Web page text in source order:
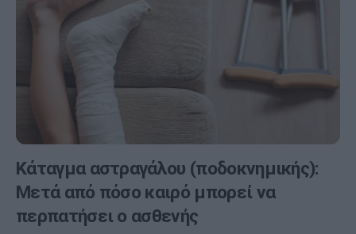
Κάταγμα αστραγάλου (ποδοκνημικής):
Μετά από πόσο καιρό μπορεί να
περπατήσει ο ασθενής